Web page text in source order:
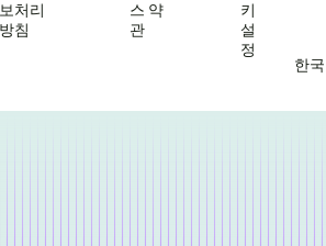
보처리
방침
스 약
관
키
설
정
한